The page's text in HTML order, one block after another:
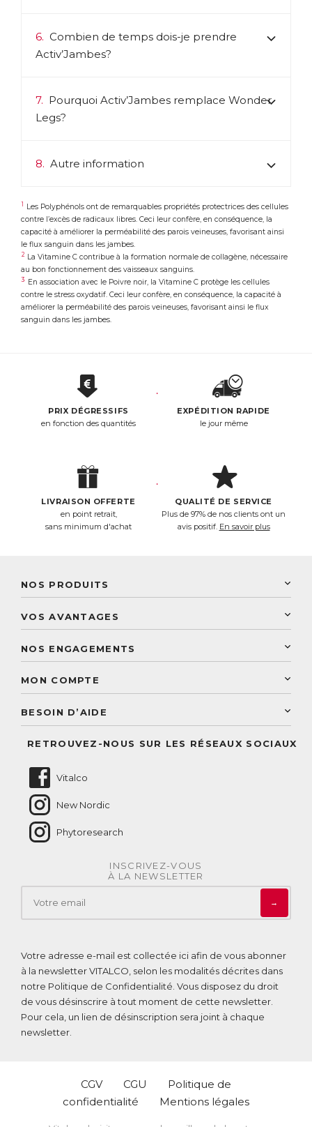
6. Combien de temps dois-je prendre
Activ’Jambes?
7. Pourquoi Activ’Jambes remplace Wonder
Legs?
8. Autre information
1
Les Polyphénols ont de remarquables propriétés protectrices des cellules
contre l’excès de radicaux libres. Ceci leur confère, en conséquence, la
capacité à améliorer la perméabilité des parois veineuses, favorisant ainsi
le flux sanguin dans les jambes.
2 La Vitamine C contribue à la formation normale de collagène, nécessaire
au bon fonctionnement des vaisseaux sanguins.
3 En association avec le Poivre noir, la Vitamine C protège les cellules
contre le stress oxydatif. Ceci leur confère, en conséquence, la capacité à
améliorer la perméabilité des parois veineuses, favorisant ainsi le flux
sanguin dans les jambes.
PRIX DÉGRESSIFS
en fonction des quantités
EXPÉDITION RAPIDE
le jour même
LIVRAISON OFFERTE
en point retrait,
sans minimum d'achat
QUALITÉ DE SERVICE
Plus de 97% de nos clients ont un
avis positif. En savoir plus
NOS PRODUITS
Laboratoire Landais
Découvrez le catalogue
VOS AVANTAGES
Paiement sécurisé
Conseils personnalisés
NOS ENGAGEMENTS
Conseil personnalisé
MON COMPTE
BESOIN D’AIDE
RETROUVEZ-NOUS SUR LES RÉSEAUX SOCIAUX
Vitalco
New Nordic
Phytoresearch
INSCRIVEZ-VOUS
À LA NEWSLETTER
→
Votre adresse e-mail est collectée ici afin de vous abonner
à la newsletter VITALCO, selon les modalités décrites dans
notre Politique de Confidentialité . Vous disposez du droit
de vous désinscrire à tout moment de cette newsletter.
Pour cela, un lien de désinscription sera joint à chaque
newsletter.
CGV CGU
Politique de
confidentialité
Mentions légales